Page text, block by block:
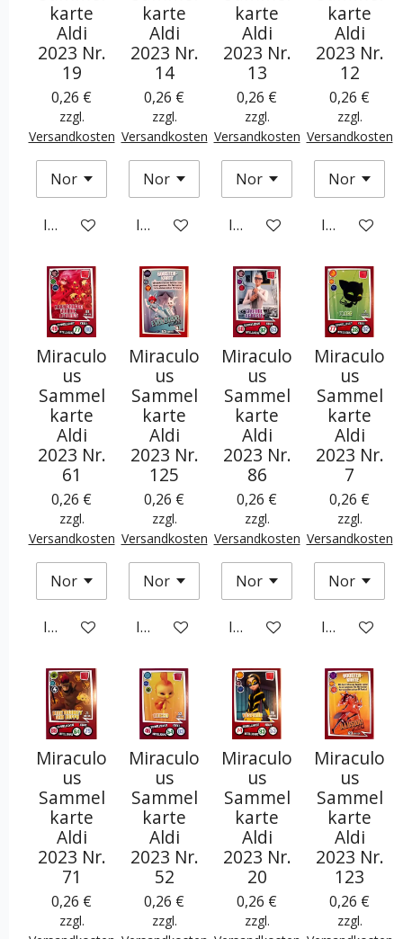
karte
Aldi
2023 Nr.
19
0,26 €
zzgl.
Versandkosten
In den Warenkorb
karte
Aldi
2023 Nr.
14
0,26 €
zzgl.
Versandkosten
In den Warenkorb
karte
Aldi
2023 Nr.
13
0,26 €
zzgl.
Versandkosten
In den Warenkorb
karte
Aldi
2023 Nr.
12
0,26 €
zzgl.
Versandkosten
In den
Miraculo
us
Sammel
karte
Aldi
2023 Nr.
61
0,26 €
zzgl.
Versandkosten
In den Warenkorb
Miraculo
us
Sammel
karte
Aldi
2023 Nr.
125
0,26 €
zzgl.
Versandkosten
In den Warenkorb
Miraculo
us
Sammel
karte
Aldi
2023 Nr.
86
0,26 €
zzgl.
Versandkosten
In den Warenkorb
Miraculo
us
Sammel
karte
Aldi
2023 Nr.
7
0,26 €
zzgl.
Versandkosten
In den
Miraculo
us
Sammel
karte
Aldi
2023 Nr.
71
0,26 €
zzgl.
Miraculo
us
Sammel
karte
Aldi
2023 Nr.
52
0,26 €
zzgl.
Miraculo
us
Sammel
karte
Aldi
2023 Nr.
20
0,26 €
zzgl.
Miraculo
us
Sammel
karte
Aldi
2023 Nr.
123
0,26 €
zzgl.